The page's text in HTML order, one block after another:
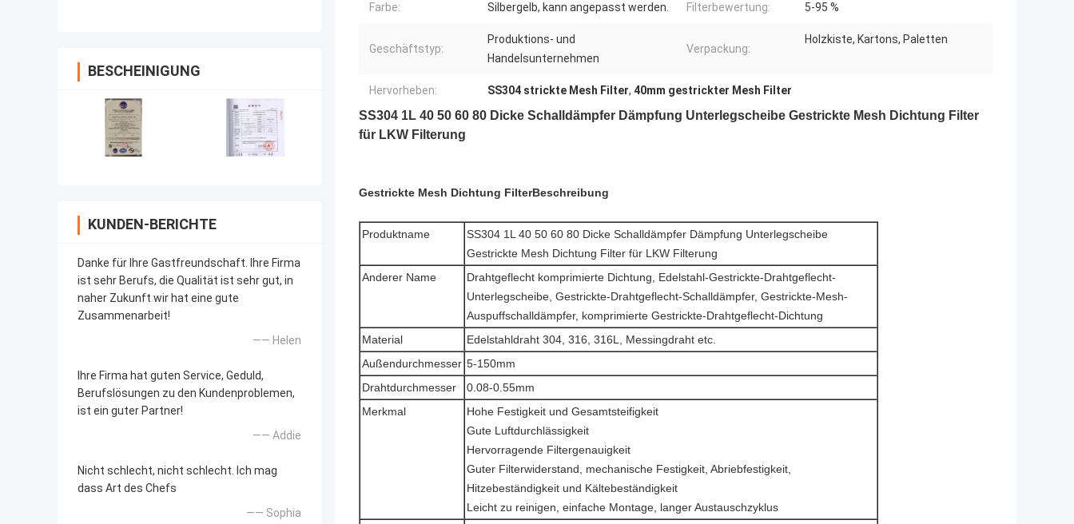
BESCHEINIGUNG
KUNDEN-BERICHTE
Danke für Ihre Gastfreundschaft. Ihre Firma
ist sehr Berufs, die Qualität ist sehr gut, in
naher Zukunft wir hat eine gute
Zusammenarbeit!
—— Helen
Ihre Firma hat guten Service, Geduld,
Berufslösungen zu den Kundenproblemen,
ist ein guter Partner!
—— Addie
Nicht schlecht, nicht schlecht. Ich mag
dass Art des Chefs
—— Sophia
Farbe: Silbergelb, kann angepasst werden. Filterbewertung: 5-95 %
Geschäftstyp:
Produktions- und
Handelsunternehmen
Verpackung:
Holzkiste, Kartons, Paletten
Hervorheben: SS304 strickte Mesh Filter, 40mm gestrickter Mesh Filter
SS304 1L 40 50 60 80 Dicke Schalldämpfer Dämpfung Unterlegscheibe Gestrickte Mesh Dichtung Filter
für LKW Filterung
Gestrickte Mesh Dichtung FilterBeschreibung
Produktname
SS304 1L 40 50 60 80 Dicke Schalldämpfer Dämpfung Unterlegscheibe
Gestrickte Mesh Dichtung Filter für LKW Filterung
Anderer Name
Drahtgeflecht komprimierte Dichtung, Edelstahl-Gestrickte-Drahtgeflecht-
Unterlegscheibe, Gestrickte-Drahtgeflecht-Schalldämpfer, Gestrickte-Mesh-
Auspuffschalldämpfer, komprimierte Gestrickte-Drahtgeflecht-Dichtung
Material
Edelstahldraht 304, 316, 316L, Messingdraht etc.
Außendurchmesser 5-150mm
Drahtdurchmesser
0.08-0.55mm
Merkmal
Hohe Festigkeit und Gesamtsteifigkeit
Gute Luftdurchlässigkeit
Hervorragende Filtergenauigkeit
Guter Filterwiderstand, mechanische Festigkeit, Abriebfestigkeit,
Hitzebeständigkeit und Kältebeständigkeit
Leicht zu reinigen, einfache Montage, langer Austauschzyklus